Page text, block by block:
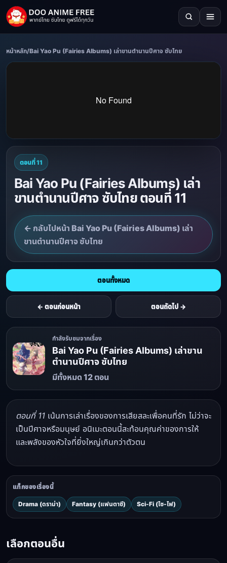
หน้าหลัก/Bai Yao Pu (Fairies Albums) เล่าขานตำนานปีศาจ ซับไทย
ตอนที่ 11
Bai Yao Pu (Fairies Albums) เล่า
ขานตำนานปีศาจ ซับไทย ตอนที่ 11
← กลับไปหน้า Bai Yao Pu (Fairies Albums) เล่า
ขานตำนานปีศาจ ซับไทย
← ตอนก่อนหน้า
ตอนทั้งหมด
ตอนถัดไป →
กำลังรับชมจากเรื่อง
Bai Yao Pu (Fairies Albums) เล่าขาน
ตำนานปีศาจ ซับไทย
มีทั้งหมด 12 ตอน
ตอนที่ 11 เน้นการเล่าเรื่องของการเสียสละเพื่อคนที่รัก ไม่ว่าจะ
เป็นปีศาจหรือมนุษย์ อนิเมะตอนนี้สะท้อนคุณค่าของการให้
และพลังของหัวใจที่ยิ่งใหญ่เกินกว่าตัวตน
แท็กของเรื่องนี้
Drama (ดราม่า) Fantasy (แฟนตาซี) Sci-Fi (ไซ-ไฟ)
เลือกตอนอื่น